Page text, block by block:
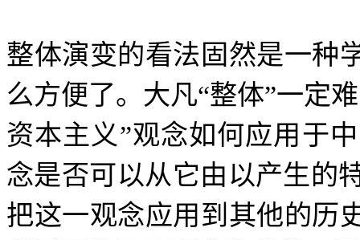
整体演变的看法固然是一种
么方便了。大凡“整体”一定
资本主义”观念如何应用于
念是否可以从它由以产生的
把这一观念应用到其他的历